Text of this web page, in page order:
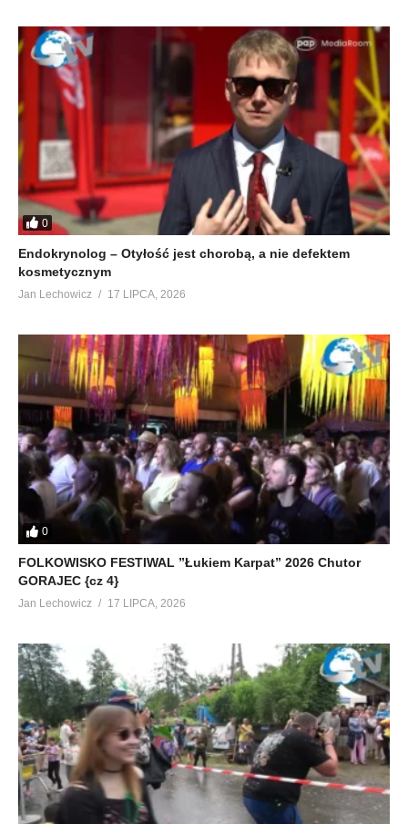
0
Endokrynolog – Otyłość jest chorobą, a nie defektem
kosmetycznym
Jan Lechowicz 17 LIPCA, 2026
0
FOLKOWISKO FESTIWAL ”Łukiem Karpat” 2026 Chutor
GORAJEC {cz 4}
Jan Lechowicz 17 LIPCA, 2026